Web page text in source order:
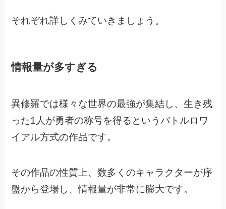
それぞれ詳しくみていきましょう。
情報量が多すぎる
異修羅では様々な世界の最強が集結し、生き残
った1人が勇者の称号を得るというバトルロワ
イアル方式の作品です。
その作品の性質上、数多くのキャラクターが序
盤から登場し、情報量が非常に膨大です。